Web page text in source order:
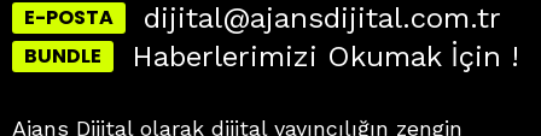
E-POSTA dijital@ajansdijital.com.tr
BUNDLE Haberlerimizi Okumak İçin !
Ajans Dijital olarak dijital yayıncılığın zengin